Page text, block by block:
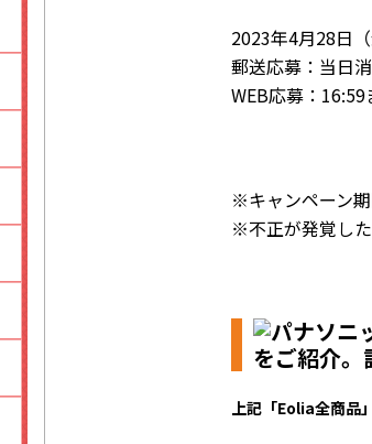
2023年4月28日
郵送応募：当日
WEB応募：16:59
※キャンペーン
※不正が発覚した
上記「Eolia全商品